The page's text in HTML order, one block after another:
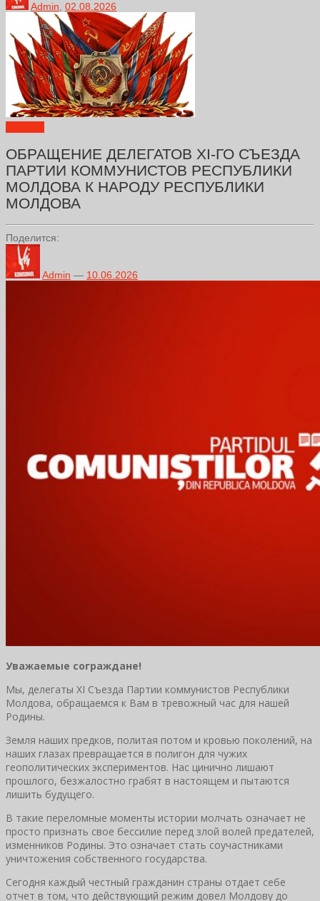
Admin 02.08.2026
ОБРАЩЕНИЕ ДЕЛЕГАТОВ XI-ГО СЪЕЗДА
ПАРТИИ КОММУНИСТОВ РЕСПУБЛИКИ
МОЛДОВА К НАРОДУ РЕСПУБЛИКИ
МОЛДОВА
Поделится:
Admin — 10.06.2026
Уважаемые сограждане!
Мы, делегаты XI Съезда Партии коммунистов Республики
Молдова, обращаемся к Вам в тревожный час для нашей
Родины.
Земля наших предков, политая потом и кровью поколений, на
наших глазах превращается в полигон для чужих
геополитических экспериментов. Нас цинично лишают
прошлого, безжалостно грабят в настоящем и пытаются
лишить будущего.
В такие переломные моменты истории молчать означает не
просто признать свое бессилие перед злой волей предателей,
изменников Родины. Это означает стать соучастниками
уничтожения собственного государства.
Сегодня каждый честный гражданин страны отдает себе
отчет в том, что действующий режим довел Молдову до